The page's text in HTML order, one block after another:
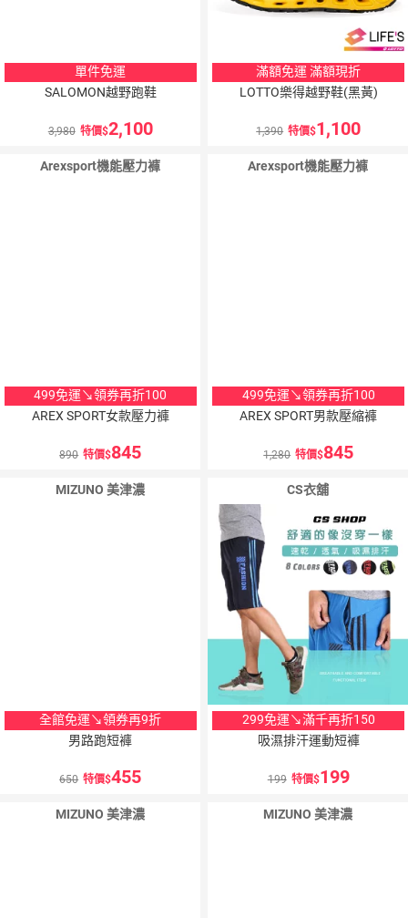
單件免運
SALOMON越野跑鞋
3,980 特價 2,100
滿額免運 滿額現折
LOTTO樂得越野鞋(黑黃)
1,390 特價 1,100
Arexsport機能壓力褲
499免運↘領券再折100
AREX SPORT女款壓力褲
890 特價 845
Arexsport機能壓力褲
499免運↘領券再折100
AREX SPORT男款壓縮褲
1,280 特價 845
MIZUNO 美津濃
全館免運↘領券再9折
男路跑短褲
650 特價 455
CS衣舖
299免運↘滿千再折150
吸濕排汗運動短褲
199 特價 199
MIZUNO 美津濃 MIZUNO 美津濃